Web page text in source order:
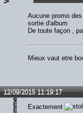
Aucune promo
sortie d'album
De toute façon ,
Mieux vaut etre
12/09/2015 11:19:17
Exactement